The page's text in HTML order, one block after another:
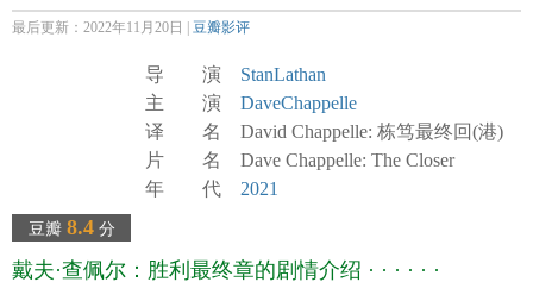
最后更新：2022年11月20日 | 豆瓣影评
豆瓣 8.4分
导 演 StanLathan
主 演 DaveChappelle
译 名 David Chappelle: 栋笃最终回(港)
片 名 Dave Chappelle: The Closer
年 代 2021
语 言 英语
戴夫·查佩尔：胜利最终章的剧情介绍 · · · · · ·